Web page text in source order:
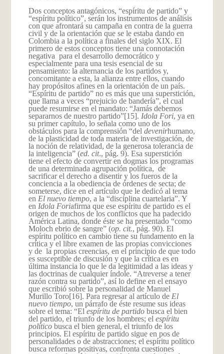
Dos conceptos antagónicos, “espíritu de partido” y
“espíritu político”, serán los instrumentos de análisis
con que afrontará su campaña en contra de la guerra
civil y de la orientación que se le estaba dando en
Colombia a la política a finales del siglo XIX. El
primero de estos conceptos tiene una connotación
negativa para el desarrollo democrático y
especialmente para una tesis esencial de su
pensamiento: la alternancia de los partidos y,
concomitante a esta, la alianza entre ellos, cuando
hay propósitos afines en la orientación de un país.
“Espíritu de partido” no es más que una superstición,
que llama a veces “prejuicio de bandería”, el cual
puede resumirse en el mandato: “Jamás debemos
separarnos de nuestro partido”[15]. Idola Fori, ya en
su primer capítulo, lo señala como uno de los
obstáculos para la comprensión “del devenirhumano,
de la plasticidad de toda materia de investigación, de
la noción de relatividad, de la generosa tolerancia de
la inteligencia” (ed. cit., pág. 9). Esa superstición
tiene el efecto de convertir en dogmas los programas
de una determinada agrupación política, de
sacrificar el derecho a disentir y los fueros de la
conciencia a la obediencia de órdenes de secta; de
someterse, dice en el artículo que le dedicó al tema
en El nuevo tiempo, a la “disciplina cuartelaria”. Y
en Idola Foriafirma que ese espíritu de partido es el
origen de muchos de los conflictos que ha padecido
América Latina, donde éste se ha presentado “como
Moloch ebrio de sangre” (op. cit., pág. 90). El
espíritu político en cambio tiene su fundamento en la
crítica y el libre examen de las propias convicciones
y de la propias creencias, en el principio de que todo
es susceptible de discusión y que la crítica es en
última instancia lo que le da legitimidad a las ideas y
las doctrinas de cualquier índole. “Atreverse a tener
razón contra su partido”, así lo define en el ensayo
que escribió sobre la personalidad de Manuel
Murillo Toro[16]. Para regresar al artículo de El
nuevo tiempo, un párrafo de éste resume sus ideas
sobre el tema: “El espíritu de partidobusca el bien
del partido, el triunfo de los hombres; el espíritu
políticobusca el bien general, el triunfo de los
principios. El espíritu de partido sigue en pos de
personalidades o de abstracciones; el espíritu político
busca reformas positivas, confronta cuestiones